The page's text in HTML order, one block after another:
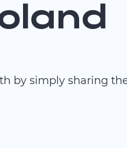
by simply sharing